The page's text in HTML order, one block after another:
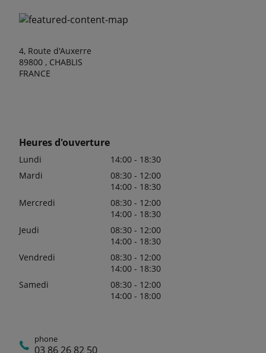
4, Route d'Auxerre
89800 , CHABLIS
FRANCE
Heures d'ouverture
Lundi
14:00 - 18:30
Mardi
08:30 - 12:00
14:00 - 18:30
Mercredi
08:30 - 12:00
14:00 - 18:30
Jeudi
08:30 - 12:00
14:00 - 18:30
Vendredi
08:30 - 12:00
14:00 - 18:30
Samedi
08:30 - 12:00
14:00 - 18:00
phone
03 86 26 82 50